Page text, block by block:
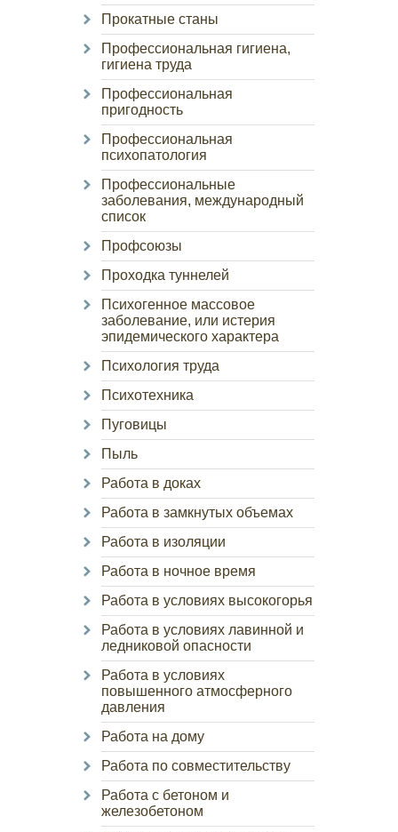
Прокатные станы
Профессиональная гигиена,
гигиена труда
Профессиональная
пригодность
Профессиональная
психопатология
Профессиональные
заболевания, международный
список
Профсоюзы
Проходка туннелей
Психогенное массовое
заболевание, или истерия
эпидемического характера
Психология труда
Психотехника
Пуговицы
Пыль
Работа в доках
Работа в замкнутых объемах
Работа в изоляции
Работа в ночное время
Работа в условиях высокогорья
Работа в условиях лавинной и
ледниковой опасности
Работа в условиях
повышенного атмосферного
давления
Работа на дому
Работа по совместительству
Работа с бетоном и
железобетоном